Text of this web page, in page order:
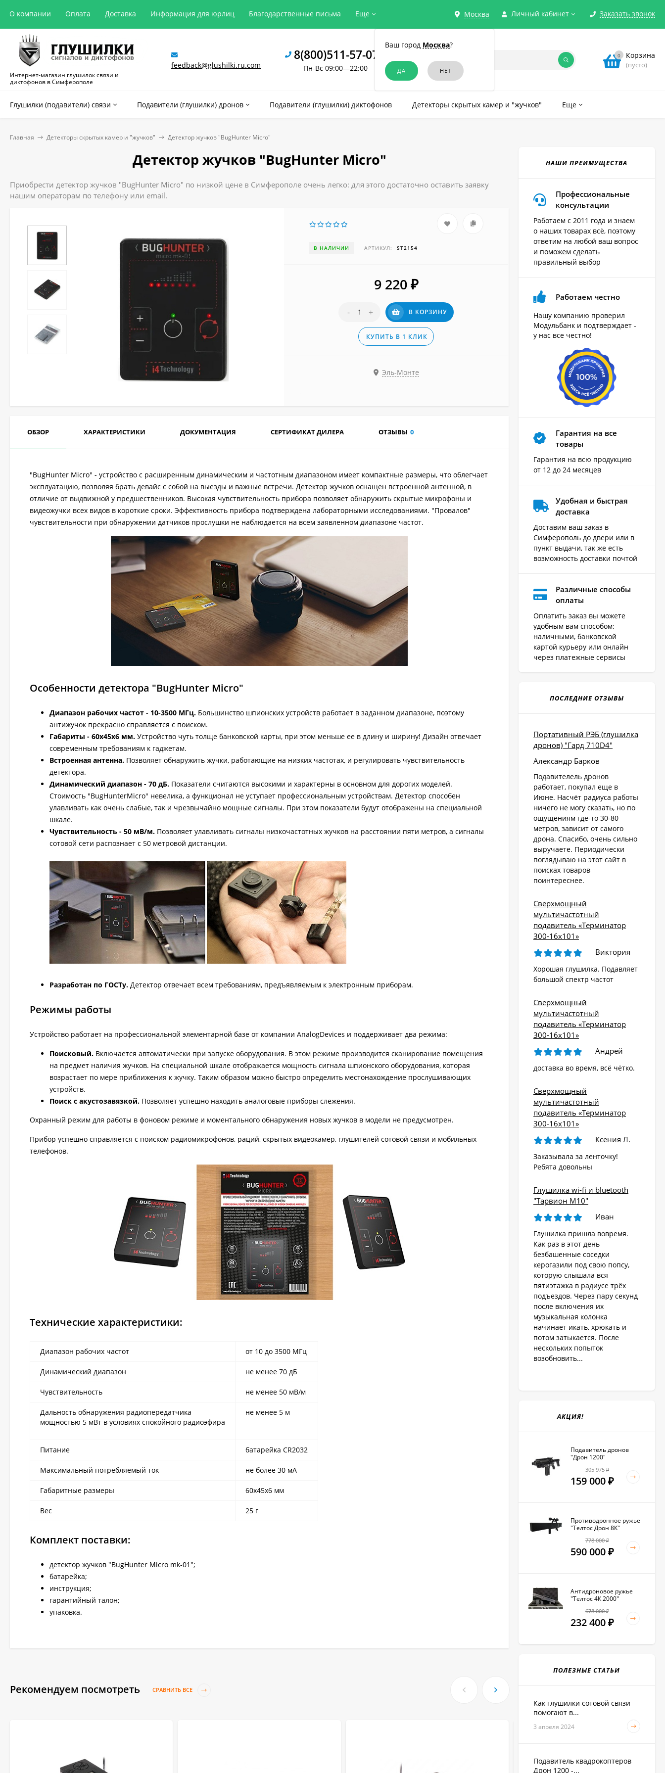
Москва
Ваш город Москва?
Личный кабинет Заказать звонок
О компании Оплата Доставка Информация для юрлиц Благодарственные письма Еще
Интернет-магазин глушилок связи и
диктофонов в Симферополе
feedback@glushilki.ru.com
8(800)511-57-07
Пн-Вс 09:00—22:00
0 Корзина
(пусто)
Глушилки (подавители) связи Подавители (глушилки) дронов Подавители (глушилки) диктофонов Детекторы скрытых камер и "жучков" Еще
Главная Детекторы скрытых камер и "жучков" Детектор жучков "BugHunter Micro"
Детектор жучков "BugHunter Micro"
Приобрести детектор жучков "BugHunter Micro" по низкой цене в Симферополе очень легко: для этого достаточно оставить заявку
нашим операторам по телефону или email.
В НАЛИЧИИ АРТИКУЛ: ST2154
9 220 ₽
- + В КОРЗИНУ
КУПИТЬ В 1 КЛИК
Эль-Монте
ОБЗОР ХАРАКТЕРИСТИКИ ДОКУМЕНТАЦИЯ СЕРТИФИКАТ ДИЛЕРА ОТЗЫВЫ 0
"BugHunter Micro" - устройство с расширенным динамическим и частотным диапазоном имеет компактные размеры, что облегчает
эксплуатацию, позволяя брать девайс с собой на выезды и важные встречи. Детектор жучков оснащен встроенной антенной, в
отличие от выдвижной у предшественников. Высокая чувствительность прибора позволяет обнаружить скрытые микрофоны и
видеожучки всех видов в короткие сроки. Эффективность прибора подтверждена лабораторными исследованиями. "Провалов"
чувствительности при обнаружении датчиков прослушки не наблюдается на всем заявленном диапазоне частот.
Особенности детектора "BugHunter Micro"
Диапазон рабочих частот - 10-3500 МГц. Большинство шпионских устройств работает в заданном диапазоне, поэтому
антижучок прекрасно справляется с поиском.
Габариты - 60x45x6 мм. Устройство чуть толще банковской карты, при этом меньше ее в длину и ширину! Дизайн отвечает
современным требованиям к гаджетам.
Встроенная антенна. Позволяет обнаружить жучки, работающие на низких частотах, и регулировать чувствительность
детектора.
Динамический диапазон - 70 дБ. Показатели считаются высокими и характерны в основном для дорогих моделей.
Стоимость "BugHunterMiсro" невелика, а функционал не уступает профессиональным устройствам. Детектор способен
улавливать как очень слабые, так и чрезвычайно мощные сигналы. При этом показатели будут отображены на специальной
шкале.
Чувствительность - 50 мВ/м. Позволяет улавливать сигналы низкочастотных жучков на расстоянии пяти метров, а сигналы
сотовой сети распознает с 50 метровой дистанции.
Разработан по ГОСТу. Детектор отвечает всем требованиям, предъявляемым к электронным приборам.
Режимы работы
Устройство работает на профессиональной элементарной базе от компании AnalogDevices и поддерживает два режима:
Поисковый. Включается автоматически при запуске оборудования. В этом режиме производится сканирование помещения
на предмет наличия жучков. На специальной шкале отображается мощность сигнала шпионского оборудования, которая
возрастает по мере приближения к жучку. Таким образом можно быстро определить местонахождение прослушивающих
устройств.
Поиск с акустозавязкой. Позволяет успешно находить аналоговые приборы слежения.
Охранный режим для работы в фоновом режиме и моментального обнаружения новых жучков в модели не предусмотрен.
Прибор успешно справляется с поиском радиомикрофонов, раций, скрытых видеокамер, глушителей сотовой связи и мобильных
телефонов.
Технические характеристики:
Диапазон рабочих частот от 10 до 3500 МГц
Динамический диапазон не менее 70 дБ
Чувствительность не менее 50 мВ/м
Дальность обнаружения радиопередатчика
мощностью 5 мВт в условиях спокойного радиоэфира
не менее 5 м
Питание батарейка CR2032
Максимальный потребляемый ток не более 30 мА
Габаритные размеры 60х45х6 мм
Вес 25 г
Комплект поставки:
детектор жучков "BugHunter Micro mk-01";
батарейка;
инструкция;
гарантийный талон;
упаковка.
Рекомендуем посмотреть СРАВНИТЬ ВСЕ
НАШИ ПРЕИМУЩЕСТВА
Профессиональные
консультации
Работаем с 2011 года и знаем
о наших товарах всё, поэтому
ответим на любой ваш вопрос
и поможем сделать
правильный выбор
Работаем честно
Нашу компанию проверил
Модульбанк и подтверждает -
у нас все честно!
Гарантия на все
товары
Гарантия на всю продукцию
от 12 до 24 месяцев
Удобная и быстрая
доставка
Доставим ваш заказ в
Симферополь до двери или в
пункт выдачи, так же есть
возможность доставки почтой
Различные способы
оплаты
Оплатить заказ вы можете
удобным вам способом:
наличными, банковской
картой курьеру или онлайн
через платежные сервисы
ПОСЛЕДНИЕ ОТЗЫВЫ
Портативный РЭБ (глушилка
дронов) "Гард 710D4"
Александр Барков
Подавителель дронов
работает, покупал еще в
Июне. Насчёт радиуса работы
ничего не могу сказать, но по
ощущениям где-то 30-80
метров, зависит от самого
дрона. Спасибо, очень сильно
выручаете. Периодически
поглядываю на этот сайт в
поисках товаров
поинтереснее.
Сверхмощный
мультичастотный
подавитель «Терминатор
300-16х101»
Виктория
Хорошая глушилка. Подавляет
большой спектр частот
Сверхмощный
мультичастотный
подавитель «Терминатор
300-16х101»
Андрей
доставка во время, всё чётко.
Сверхмощный
мультичастотный
подавитель «Терминатор
300-16х101»
Ксения Л.
Заказывала за ленточку!
Ребята довольны
Глушилка wi-fi и bluetooth
"Тарвион M10"
Иван
Глушилка пришла вовремя.
Как раз в этот день
безбашенные соседки
керогазили под свою попсу,
которую слышала вся
пятиэтажка в радиусе трёх
подъездов. Через пару секунд
после включения их
музыкальная колонка
начинает икать, хрюкать и
потом затыкается. После
нескольких попыток
возобновить...
АКЦИЯ!
Подавитель дронов
"Дрон 1200"
305 975₽
159 000 ₽
Противодронное ружье
"Телтос Дрон 8К"
778 000₽
590 000 ₽
Антидроновое ружье
"Телтос 4К 2000"
678 000₽
232 400 ₽
ПОЛЕЗНЫЕ СТАТЬИ
Как глушилки сотовой связи
помогают в...
3 апреля 2024
Подавитель квадрокоптеров
Дрон 1200 -...